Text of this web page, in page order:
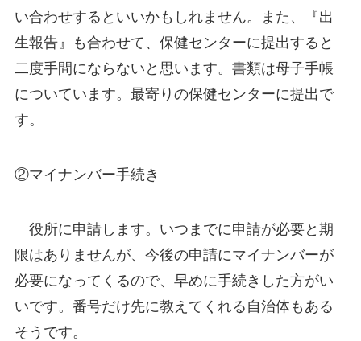
い合わせするといいかもしれません。また、『出
生報告』も合わせて、保健センターに提出すると
二度手間にならないと思います。書類は母子手帳
についています。最寄りの保健センターに提出で
す。
②マイナンバー手続き
役所に申請します。いつまでに申請が必要と期
限はありませんが、今後の申請にマイナンバーが
必要になってくるので、早めに手続きした方がい
いです。番号だけ先に教えてくれる自治体もある
そうです。